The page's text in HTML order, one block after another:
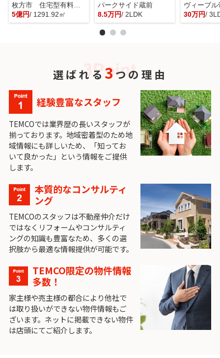
枚方市 住宅型有料老人ホーム 一棟貸し
5億円/ 1291.92㎡
パークサイド蔵前
8.5万円/ 2LDK
ヴィーブル
30万円/
選ばれる 3 つの理由
経験豊富なスタッフ
TEMCOでは業界歴の長いスタッフが
揃っております。地域密着型のため地
域情報にも詳しいため、「知ってお
いて良かった」という情報をご提供
します。
本質的なコンサルティ
ング
TEMCOのスタッフは不動産仲介だけ
ではなくリフォームやコンサルティ
ングの知識も豊富なため、多くの選
択肢から最適な情報提供が可能です。
TEMCO限定の物件情報
多数！
家主様や売主様の都合により他社で
は取り扱いができない物件情報もご
ざいます。ネットに掲載できない物件
は店頭にてご紹介します。